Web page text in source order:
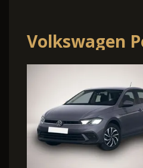
Volkswagen